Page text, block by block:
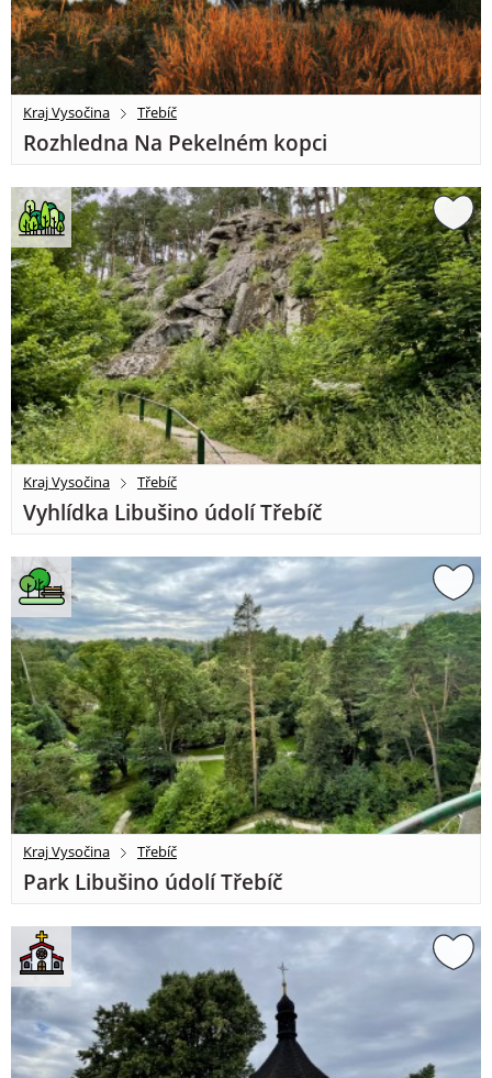
Kraj Vysočina Třebíč
Rozhledna Na Pekelném kopci
Kraj Vysočina Třebíč
Vyhlídka Libušino údolí Třebíč
Kraj Vysočina Třebíč
Park Libušino údolí Třebíč